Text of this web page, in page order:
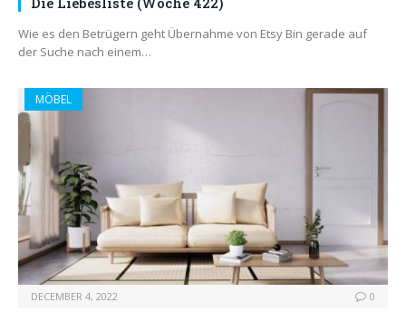
Wie es den Betrügern geht Übernahme von Etsy Bin gerade auf
der Suche nach einem…
MÖBEL
DECEMBER 4, 2022 0